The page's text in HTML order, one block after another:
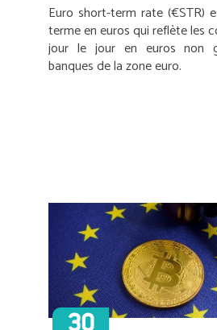
Euro short-term rate (€STR)
terme en euros qui reflète les
jour le jour en euros non
banques de la zone euro.
30